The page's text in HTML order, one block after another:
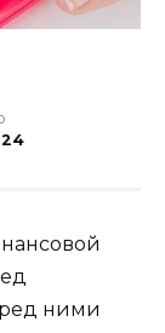
ними